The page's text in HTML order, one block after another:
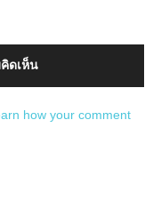
ดเห็น
how your comment